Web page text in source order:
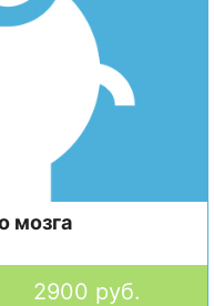
мозга
2900 руб.